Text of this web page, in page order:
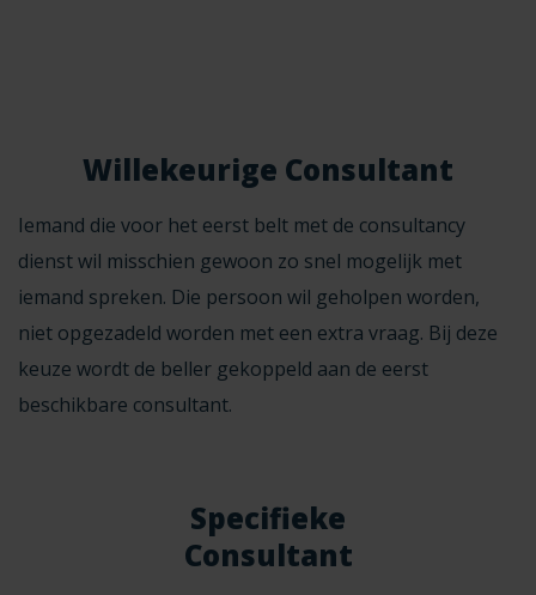
Willekeurige Consultant
Iemand die voor het eerst belt met de consultancy
dienst wil misschien gewoon zo snel mogelijk met
iemand spreken. Die persoon wil geholpen worden,
niet opgezadeld worden met een extra vraag. Bij deze
keuze wordt de beller gekoppeld aan de eerst
beschikbare consultant.
Specifieke
Consultant